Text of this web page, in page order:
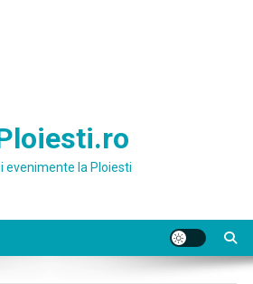
evenimente la Ploiesti